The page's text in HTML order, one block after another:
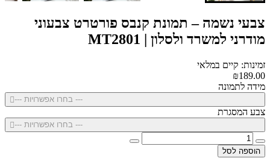
צבעי נשמה – תמונת קנבס פורטרט צבעוני
מודרני למשרד ולסלון | MT2801
זמינות: קיים במלאי
₪189.00
מידה לתמונה
--- בחרו אפשרויות ---
צבע המסגרת
--- בחרו אפשרויות ---
הוספה לסל